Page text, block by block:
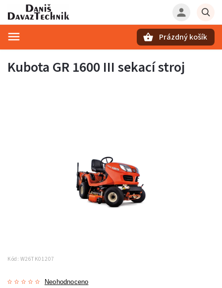
Prázdný košík
Kubota GR 1600 III sekací stroj
Kód: W26TK01207
Neohodnoceno